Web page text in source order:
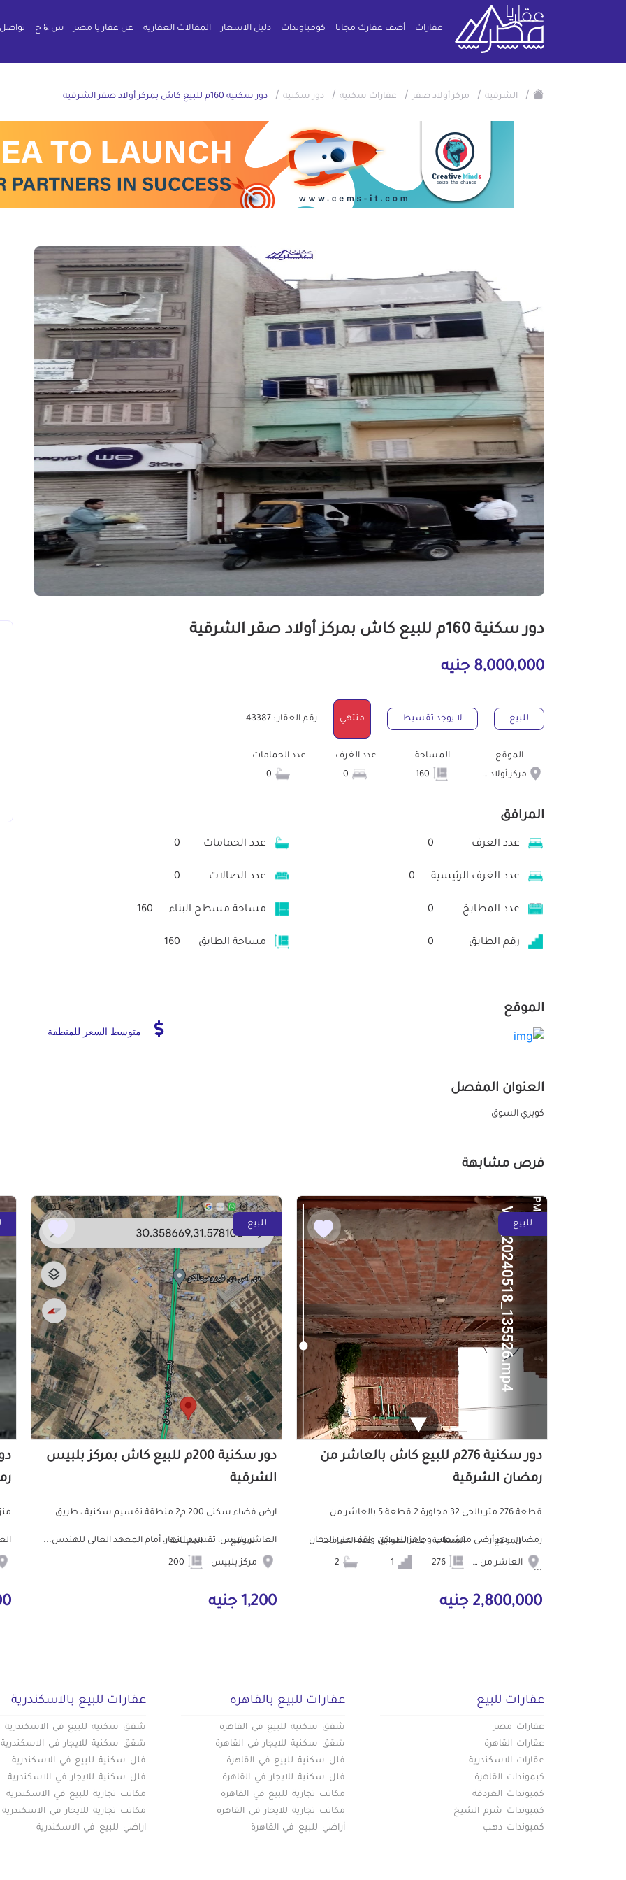
عقارات أضف عقارك مجانا كومباوندات دليل الاسعار المقالات العقارية عن عقار يا مصر س & ج
/ الشرقية / مركز أولاد صقر / عقارات سكنية / دور سكنية / دور سكنية 160م للبيع كاش بمركز أولاد صقر الشرقية
دور سكنية 160م للبيع كاش بمركز أولاد صقر الشرقية
8,000,000 جنيه
للبيع لا يوجد تقسيط منتهي رقم العقار : 43387
الموقع
مركز أولاد صقر
المساحة
عدد الغرف
عدد الحمامات
المرافق
عدد الغرف 0 عدد الحمامات 0
عدد الغرف الرئيسية 0 عدد الصالات 0
عدد المطابخ 0 مساحة مسطح البناء 160
رقم الطابق 0 مساحة الطابق 160
الموقع
متوسط السعر للمنطقة
العنوان المفصل
كوبري السوق
فرص مشابهة
للبيع
دور سكنية 276م للبيع كاش بالعاشر من
رمضان الشرقية
قطعة 276 متر بالحى 32 مجاورة 2 قطعة 5 بالعاشر من
رمضان . دور أرضى متشطب وجاهز للسكن واقف على الدهان
...
الموقع
العاشر من رمضان
المساحة عدد الطوابق عدد الحمامات
2,800,000 جنيه
للبيع
دور سكنية 200م للبيع كاش بمركز بلبيس
الشرقية
ارض فضاء سكنى 200 م2 منطقة تقسيم سكنية ، طريق
العاشر بلبيس، تقسيم النهار، أمام المعهد العالى للهندس...
الموقع
مركز بلبيس
المساحة
1,200 جنيه
عقارات للبيع
عقارات مصر
عقارات القاهرة
عقارات الاسكندرية
كبموندات القاهرة
كمبوندات الغردقة
كمبوندات شرم الشيخ
كمبوندات دهب
عقارات للبيع بالقاهره
شقق سكنية للبيع في القاهرة
شقق سكنية للايجار في القاهرة
فلل سكنية للبيع في القاهرة
فلل سكنية للايجار في القاهرة
مكاتب تجارية للبيع في القاهرة
مكاتب تجارية للايجار في القاهرة
أراضي للبيع في القاهرة
عقارات للبيع بالاسكندرية
شقق سكنيه للبيع في الاسكندرية
شقق سكنية للايجار في الاسكندرية
فلل سكنية للبيع في الاسكندرية
فلل سكنية للايجار في الاسكندرية
مكاتب تجارية للبيع في الاسكندرية
مكاتب تجارية للايجار في الاسكندرية
اراضي للبيع في الاسكندرية